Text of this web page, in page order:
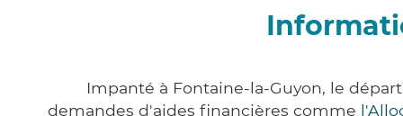
Impanté à Fontaine-la-Guyon, le
demandes d'aides financières comme